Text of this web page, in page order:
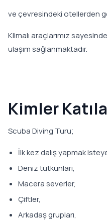
ve çevresindeki otellerden
Klimalı araçlarımız
ulaşım sağlanmaktadır.
Kimler
Scuba Diving Turu;
İlk kez dalış yapmak
Deniz tutkunları,
Macera severler,
Çiftler,
Arkadaş grupları,